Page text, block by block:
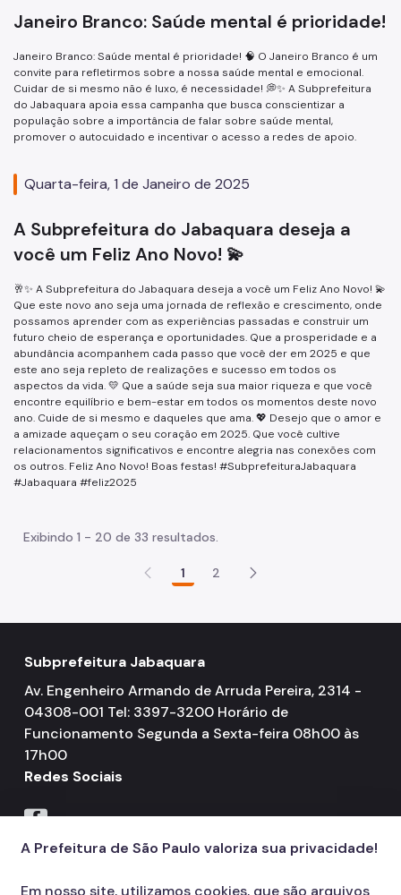
Janeiro Branco: Saúde mental é prioridade!
Janeiro Branco: Saúde mental é prioridade! 🧠 O Janeiro Branco é um
convite para refletirmos sobre a nossa saúde mental e emocional.
Cuidar de si mesmo não é luxo, é necessidade! 💭✨ A Subprefeitura
do Jabaquara apoia essa campanha que busca conscientizar a
população sobre a importância de falar sobre saúde mental,
promover o autocuidado e incentivar o acesso a redes de apoio.
Quarta-feira, 1 de Janeiro de 2025
A Subprefeitura do Jabaquara deseja a
você um Feliz Ano Novo! 💫
🥂✨ A Subprefeitura do Jabaquara deseja a você um Feliz Ano Novo! 💫
Que este novo ano seja uma jornada de reflexão e crescimento, onde
possamos aprender com as experiências passadas e construir um
futuro cheio de esperança e oportunidades. Que a prosperidade e a
abundância acompanhem cada passo que você der em 2025 e que
este ano seja repleto de realizações e sucesso em todos os
aspectos da vida. 💛 Que a saúde seja sua maior riqueza e que você
encontre equilíbrio e bem-estar em todos os momentos deste novo
ano. Cuide de si mesmo e daqueles que ama. 💖 Desejo que o amor e
a amizade aqueçam o seu coração em 2025. Que você cultive
relacionamentos significativos e encontre alegria nas conexões com
os outros. Feliz Ano Novo! Boas festas! #SubprefeituraJabaquara
#Jabaquara #feliz2025
Exibindo 1 - 20 de 33 resultados.
1 2
Subprefeitura Jabaquara
Av. Engenheiro Armando de Arruda Pereira, 2314 -
04308-001 Tel: 3397-3200 Horário de
Funcionamento Segunda a Sexta-feira 08h00 às
17h00
Redes Sociais
Icone do Facebook
A Prefeitura de São Paulo valoriza sua privacidade!
Em nosso site, utilizamos cookies, que são arquivos